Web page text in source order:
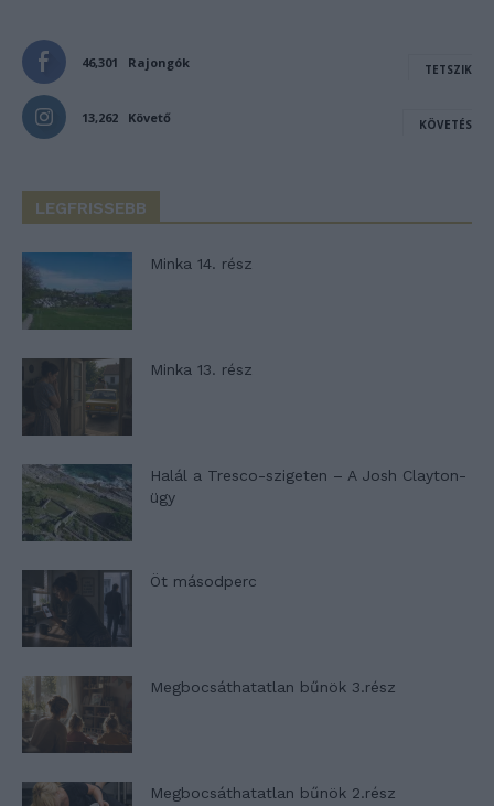
46,301 Rajongók TETSZIK
13,262 Követő KÖVETÉS
LEGFRISSEBB
Minka 14. rész
Minka 13. rész
Halál a Tresco-szigeten – A Josh Clayton-
ügy
Öt másodperc
Megbocsáthatatlan bűnök 3.rész
Megbocsáthatatlan bűnök 2.rész